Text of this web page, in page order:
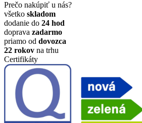
Prečo nakúpiť u nás?
všetko skladom
dodanie do 24 hod
doprava zadarmo
priamo od dovozca
22 rokov na trhu
Certifikáty